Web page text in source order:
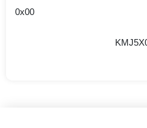
0x00